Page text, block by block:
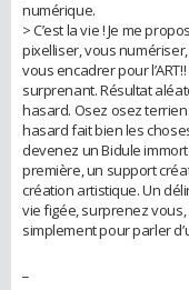
numérique.
> C’est la vie ! Je me
pixelliser, vous
vous encadrer pour
surprenant. Résultat
hasard. Osez osez
hasard fait bien les
devenez un Bidule
première, un support
création artistique. Un
vie figée, surprenez
simplement pour parler